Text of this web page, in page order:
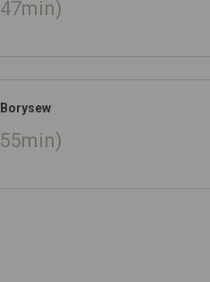
47min
Borysew
55min